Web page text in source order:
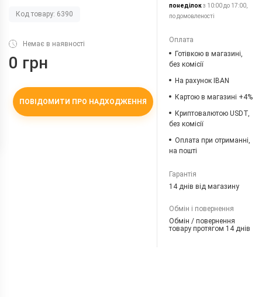
Код товару: 6390
Немає в наявності
0 грн
ПОВІДОМИТИ ПРО НАДХОДЖЕННЯ
понеділокз 10:00 до 17:00,
по домовленості
Оплата
Готівкою в магазині,
без комісії
На рахунок IBAN
Картою в магазині +4%
Криптовалютою USDT,
без комісії
Оплата при отриманні,
на пошті
Гарантія
14 днів від магазину
Обмін і повернення
Обмін / повернення
товару протягом 14 днів